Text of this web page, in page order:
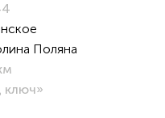
Поляна
ключ»